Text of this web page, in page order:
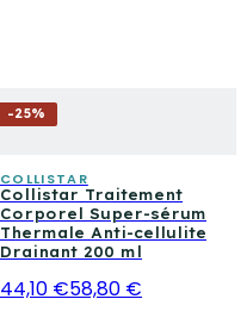
-25%
COLLISTAR
Collistar Traitement
Corporel Super-sérum
Thermale Anti-cellulite
Drainant 200 ml
44,10 €58,80 €